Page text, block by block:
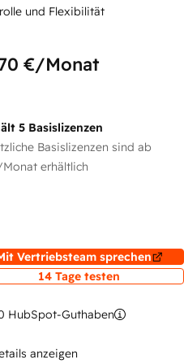
und Flexibilität
€/Monat
5 Basislizenzen
Basislizenzen sind ab
erhältlich
Vertriebsteam sprechen
14 Tage testen
HubSpot-Guthaben
anzeigen